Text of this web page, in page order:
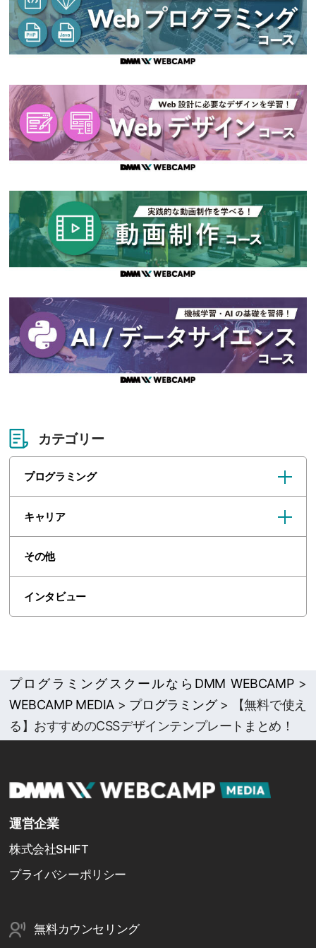
カテゴリー
プログラミング
キャリア
その他
インタビュー
プログラミングスクールならDMM WEBCAMP>
WEBCAMP MEDIA> プログラミング>
【無料で使え
る】おすすめのCSSデザインテンプレートまとめ！
運営企業
株式会社SHIFT
プライバシーポリシー
無料カウンセリング